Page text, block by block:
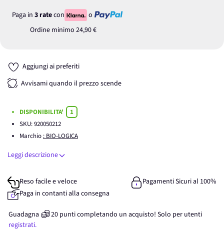
Paga in 3 ratecon
o
Ordine minimo 24,90 €
Aggiungi ai preferiti
Avvisami quando il prezzo scende
DISPONIBILITA'
1
SKU:920050212
Marchio : BIO-LOGICA
Leggi descrizione
Reso facile e veloce
Pagamenti Sicuri al 100%
Paga in contanti alla consegna
Guadagna 20 punticompletando un acquisto! Solo per utenti
registrati.